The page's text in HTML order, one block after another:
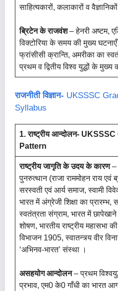
साहित्यकारों, कलाकारों व
ब्रिटेन के राजवंश– हेनरी अष्टम,
विक्टोरिया के समय की मुख्य
फ्रांसीसी क्रान्ति, अमरीका का
प्रथम व द्वितीय विश्व युद्धों के मुख्य
राजनीती विज्ञान- UKSSSC
Syllabus
1. राष्ट्रीय आन्दोलन- UKSSSC
Pattern
राष्ट्रीय जागृति के उदय के कारण–
पुनरुत्थान (राजा राममोहन राय एवं
सरस्वती एवं आर्य समाज, स्वामी
भारत में अंग्रेजी शिक्षा का
स्वतंत्रता संग्राम, भारत में
शोषण, भारतीय राष्ट्रीय महासभा
विभाजन 1905, स्वातन्त्र्य वीर
‘अभिनव-भारत’ संस्था ।
असहयोग आन्दोलन– प्रथम
प्रभाव, एम0 के0 गाँधी का भारत